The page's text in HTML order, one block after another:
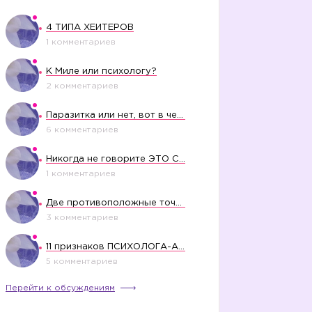
4 ТИПА ХЕЙТЕРОВ
1 комментариев
К Миле или психологу?
2 комментариев
6 комментариев
1 комментариев
3 комментариев
5 комментариев
Перейти к обсуждениям